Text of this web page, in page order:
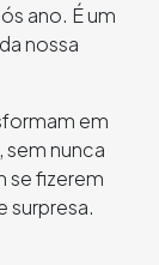
ano. É um
nossa
em
sem nunca
se fizerem
surpresa.